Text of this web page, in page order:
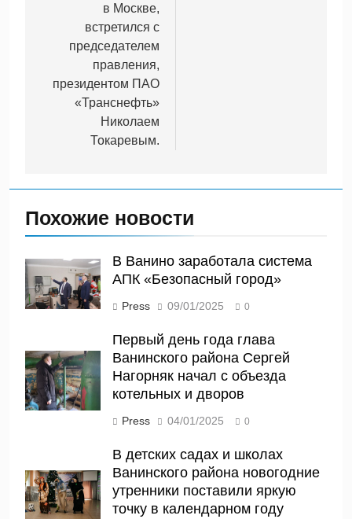
в Москве,
встретился с
председателем
правления,
президентом ПАО
«Транснефть»
Николаем
Токаревым.
Похожие новости
В Ванино заработала система
АПК «Безопасный город»
Press 09/01/2025 0
Первый день года глава
Ванинского района Сергей
Нагорняк начал с объезда
котельных и дворов
Press 04/01/2025 0
В детских садах и школах
Ванинского района новогодние
утренники поставили яркую
точку в календарном году